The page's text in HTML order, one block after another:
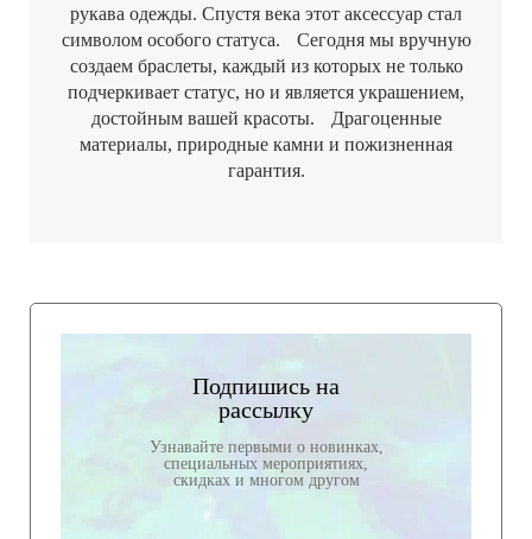
рукава одежды. Спустя века этот аксессуар стал
символом особого статуса. Сегодня мы вручную
создаем браслеты, каждый из которых не только
подчеркивает статус, но и является украшением,
достойным вашей красоты. Драгоценные
материалы, природные камни и пожизненная
гарантия.
Подпишись на
рассылку
Узнавайте первыми о новинках,
специальных мероприятиях,
скидках и многом другом